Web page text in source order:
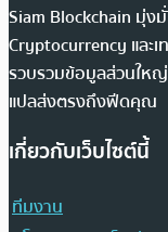
Siam Blockchain มุ่ง
Cryptocurrency และเ
รวบรวมข้อมูลส่วนใหญ่
แปลส่งตรงถึงฟีดคุณ
เกี่ยวกับเว็บไซต์นี้
ทีมงาน